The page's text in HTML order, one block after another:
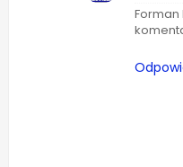
Forman